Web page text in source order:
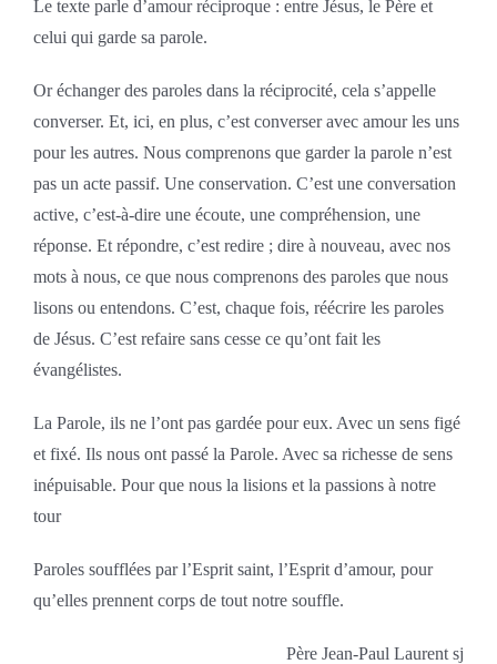
Le texte parle d’amour réciproque : entre Jésus, le Père et
celui qui garde sa parole.
Or échanger des paroles dans la réciprocité, cela s’appelle
converser. Et, ici, en plus, c’est converser avec amour les uns
pour les autres. Nous comprenons que garder la parole n’est
pas un acte passif. Une conservation. C’est une conversation
active, c’est-à-dire une écoute, une compréhension, une
réponse. Et répondre, c’est redire ; dire à nouveau, avec nos
mots à nous, ce que nous comprenons des paroles que nous
lisons ou entendons. C’est, chaque fois, réécrire les paroles
de Jésus. C’est refaire sans cesse ce qu’ont fait les
évangélistes.
La Parole, ils ne l’ont pas gardée pour eux. Avec un sens figé
et fixé. Ils nous ont passé la Parole. Avec sa richesse de sens
inépuisable. Pour que nous la lisions et la passions à notre
tour
Paroles soufflées par l’Esprit saint, l’Esprit d’amour, pour
qu’elles prennent corps de tout notre souffle.
Père Jean-Paul Laurent sj